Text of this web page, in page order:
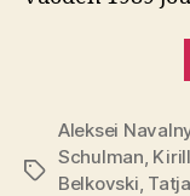
Avainsanat
Aleksei
Schulman
Belkovski